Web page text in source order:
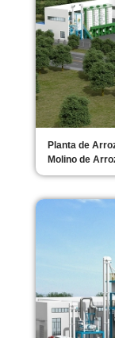
Planta de
Molino de